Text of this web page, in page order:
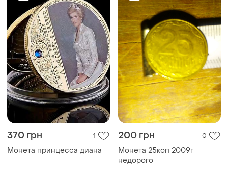
370 грн 1
Монета принцесса диана
200 грн 0
Монета 25коп 2009г
недорого